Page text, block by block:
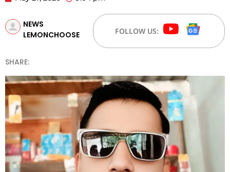
NEWS
LEMONCHOOSE
FOLLOW US:
SHARE: